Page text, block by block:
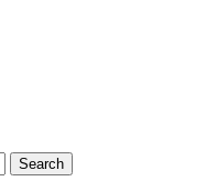
Search